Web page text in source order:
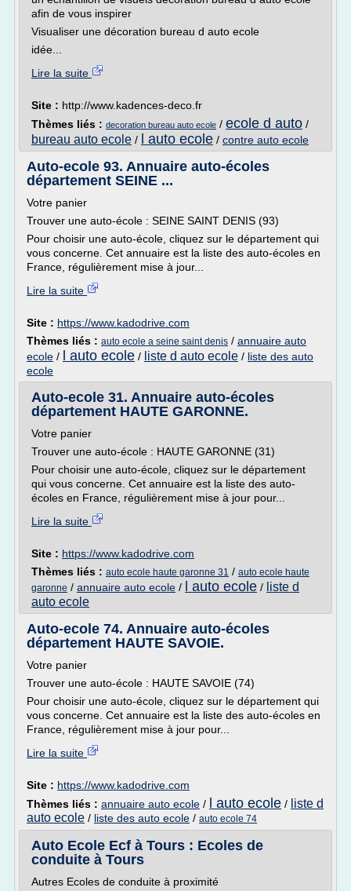
afin de vous inspirer
Visualiser une décoration bureau d auto ecole
idée...
Lire la suite
Site : http://www.kadences-deco.fr
Thèmes liés : decoration bureau auto ecole / ecole d auto /
bureau auto ecole / l auto ecole / contre auto ecole
Auto-ecole 93. Annuaire auto-écoles
département SEINE ...
Votre panier
Trouver une auto-école : SEINE SAINT DENIS (93)
Pour choisir une auto-école, cliquez sur le département qui
vous concerne. Cet annuaire est la liste des auto-écoles en
France, régulièrement mise à jour...
Lire la suite
Site : https://www.kadodrive.com
Thèmes liés : auto ecole a seine saint denis / annuaire auto
ecole / l auto ecole / liste d auto ecole / liste des auto
ecole
Auto-ecole 31. Annuaire auto-écoles
département HAUTE GARONNE.
Votre panier
Trouver une auto-école : HAUTE GARONNE (31)
Pour choisir une auto-école, cliquez sur le département
qui vous concerne. Cet annuaire est la liste des auto-
écoles en France, régulièrement mise à jour pour...
Lire la suite
Site : https://www.kadodrive.com
Thèmes liés : auto ecole haute garonne 31 / auto ecole haute
garonne / annuaire auto ecole / l auto ecole / liste d
auto ecole
Auto-ecole 74. Annuaire auto-écoles
département HAUTE SAVOIE.
Votre panier
Trouver une auto-école : HAUTE SAVOIE (74)
Pour choisir une auto-école, cliquez sur le département qui
vous concerne. Cet annuaire est la liste des auto-écoles en
France, régulièrement mise à jour pour...
Lire la suite
Site : https://www.kadodrive.com
Thèmes liés : annuaire auto ecole / l auto ecole / liste d
auto ecole / liste des auto ecole / auto ecole 74
Auto Ecole Ecf à Tours : Ecoles de
conduite à Tours
Autres Ecoles de conduite à proximité